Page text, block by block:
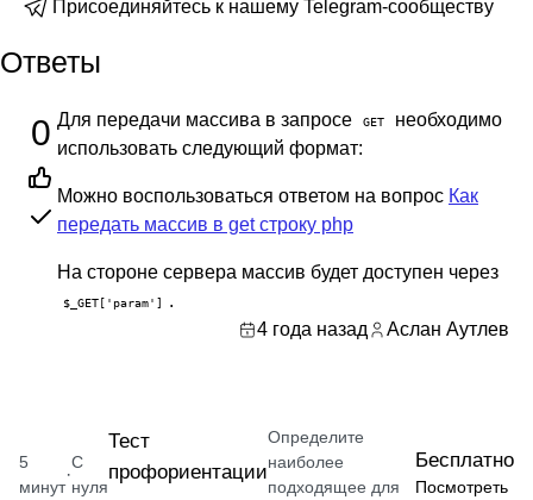
Присоединяйтесь к нашему Telegram-сообществу
Ответы
0 Для передачи массива в запросе GET
необходимо
использовать следующий формат:
Можно воспользоваться ответом на вопрос Как
передать массив в get строку php
На стороне сервера массив будет доступен через
$_GET['param']
.
4 года назад
Аслан Аутлев
5
минут
·
С
нуля
Тест
профориентации
Определите
наиболее
подходящее для
Бесплатно
Посмотреть